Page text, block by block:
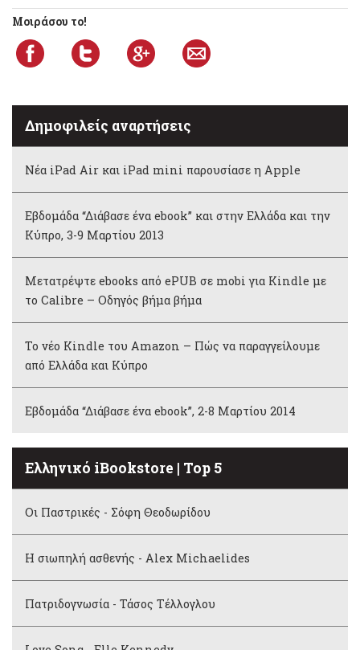
Μοιράσου το!
Δημοφιλείς αναρτήσεις
Νέα iPad Air και iPad mini παρουσίασε η Apple
Εβδομάδα “Διάβασε ένα ebook” και στην Ελλάδα και την
Κύπρο, 3-9 Μαρτίου 2013
Μετατρέψτε ebooks από ePUB σε mobi για Kindle με
το Calibre – Οδηγός βήμα βήμα
Το νέο Kindle του Amazon – Πώς να παραγγείλουμε
από Ελλάδα και Κύπρο
Εβδομάδα “Διάβασε ένα ebook”, 2-8 Μαρτίου 2014
Ελληνικό iBookstore | Top 5
Οι Παστρικές - Σόφη Θεοδωρίδου
Η σιωπηλή ασθενής - Alex Michaelides
Πατριδογνωσία - Τάσος Τέλλογλου